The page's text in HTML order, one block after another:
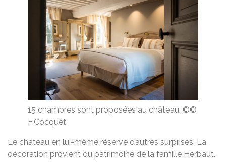
15 chambres sont proposées au château. ©©
F.Cocquet
Le château en lui-même réserve d’autres surprises. La
décoration provient du patrimoine de la famille Herbaut.